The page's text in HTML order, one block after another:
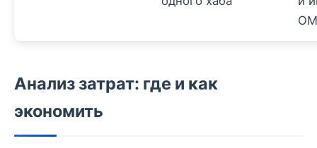
Анализ затрат: где и как
экономить